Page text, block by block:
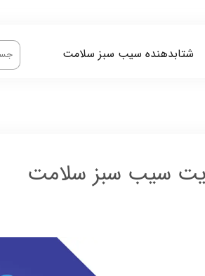
شتابدهنده سیب سبز سلامت
سیب سبز سلامت